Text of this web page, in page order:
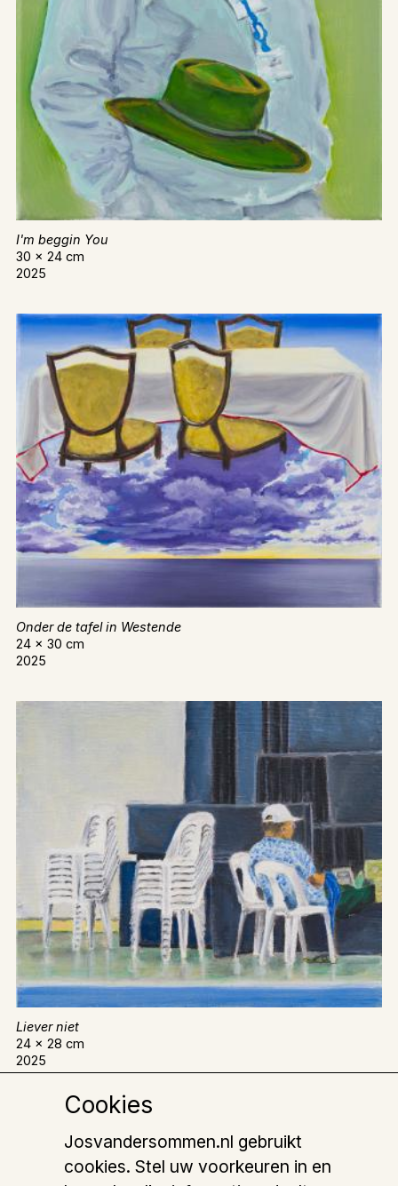
I'm beggin You
30 x 24 cm
2025
Onder de tafel in Westende
24 x 30 cm
2025
Liever niet
24 x 28 cm
2025
Cookies
Josvandersommen.nl gebruikt
cookies. Stel uw voorkeuren in en